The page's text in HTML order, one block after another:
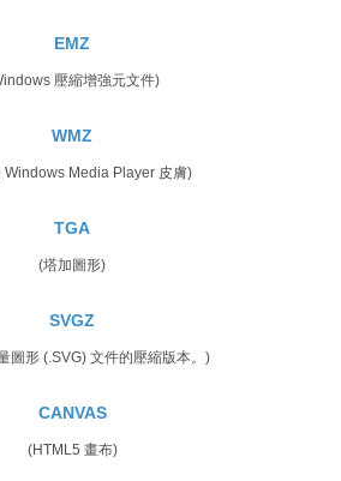
EMZ
壓縮增強元文件)
WMZ
Windows Media Player 皮膚)
TGA
(塔加圖形)
SVGZ
圖形 (.SVG) 文件的壓縮版本。)
CANVAS
(HTML5 畫布)